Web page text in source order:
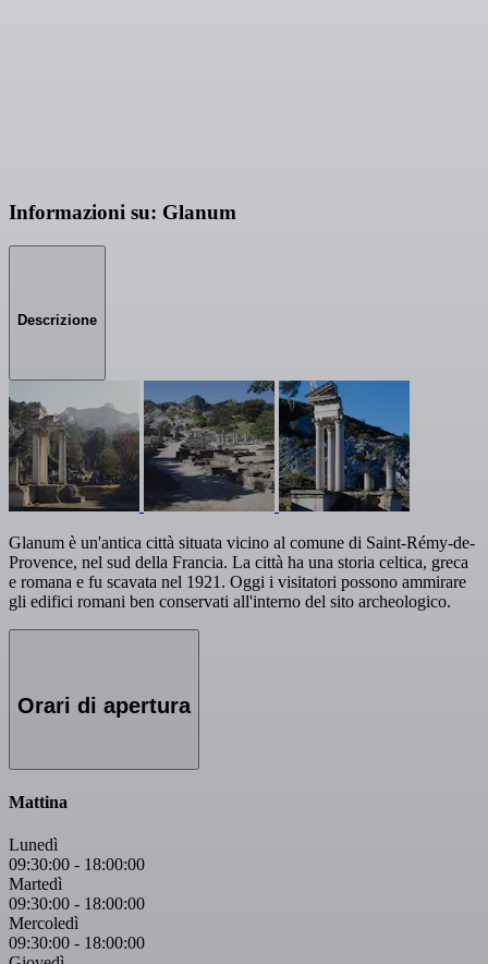
Informazioni su: Glanum
Descrizione
Glanum è un'antica città situata vicino al comune di Saint-Rémy-de-
Provence, nel sud della Francia. La città ha una storia celtica, greca
e romana e fu scavata nel 1921. Oggi i visitatori possono ammirare
gli edifici romani ben conservati all'interno del sito archeologico.
Orari di apertura
Mattina
Lunedì
09:30:00 - 18:00:00
Martedì
09:30:00 - 18:00:00
Mercoledì
09:30:00 - 18:00:00